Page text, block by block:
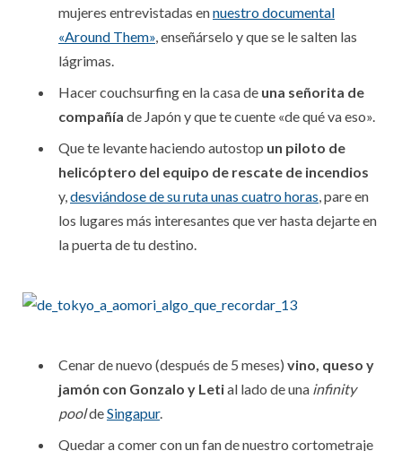
mujeres entrevistadas ennuestro documental
«Around Them», enseñárselo y que se le salten las
lágrimas.
Hacer couchsurfing en la casa de una señorita de
compañía de Japón y que te cuente «de qué va eso».
Que te levante haciendo autostop un piloto de
helicóptero del equipo de rescate de incendios
y,desviándose de su ruta unas cuatro horas, pare en
los lugares más interesantes que ver hasta dejarte en
la puerta de tu destino.
Cenar de nuevo (después de 5 meses) vino, queso y
jamón con Gonzalo y Letial lado de una infinity
pooldeSingapur.
Quedar a comer con un fan de nuestro cortometraje